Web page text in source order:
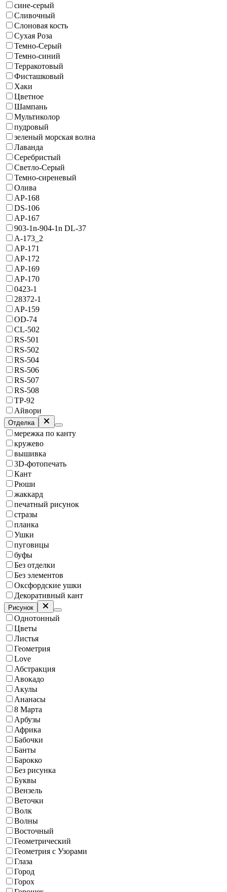
сине-серый
Сливочный
Слоновая кость
Сухая Роза
Темно-Серый
Темно-синий
Терракотовый
Фисташковый
Хаки
Цветное
Шампань
Мультиколор
пудровый
зеленый морская волна
Лаванда
Серебристый
Светло-Серый
Темно-сиреневый
Олива
AP-168
DS-106
AP-167
903-1n-904-1n DL-37
A-173_2
AP-171
AP-172
AP-169
AP-170
0423-1
28372-1
AP-159
OD-74
CL-502
RS-501
RS-502
RS-504
RS-506
RS-507
RS-508
TP-92
Айвори
Отделка
мережка по канту
кружево
вышивка
3D-фотопечать
Кант
Рюши
жаккард
печатный рисунок
стразы
планка
Ушки
пуговицы
буфы
Без отделки
Без элементов
Оксфордские ушки
Декоративный кант
Рисунок
Однотонный
Цветы
Листья
Геометрия
Love
Абстракция
Авокадо
Акулы
Ананасы
8 Марта
Арбузы
Африка
Бабочки
Банты
Барокко
Без рисунка
Буквы
Вензель
Веточки
Волк
Волны
Восточный
Геометрический
Геометрия с Узорами
Глаза
Город
Горох